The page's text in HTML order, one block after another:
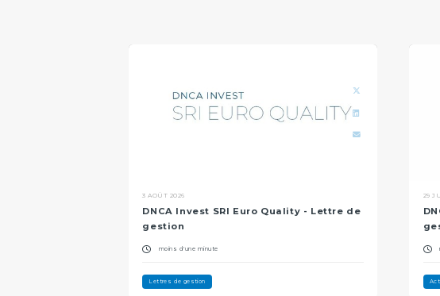
3 AOÛT 2026
DNCA Invest SRI Euro Quality - Lettre de
gestion
moins d'une minute
Lettres de gestion
29